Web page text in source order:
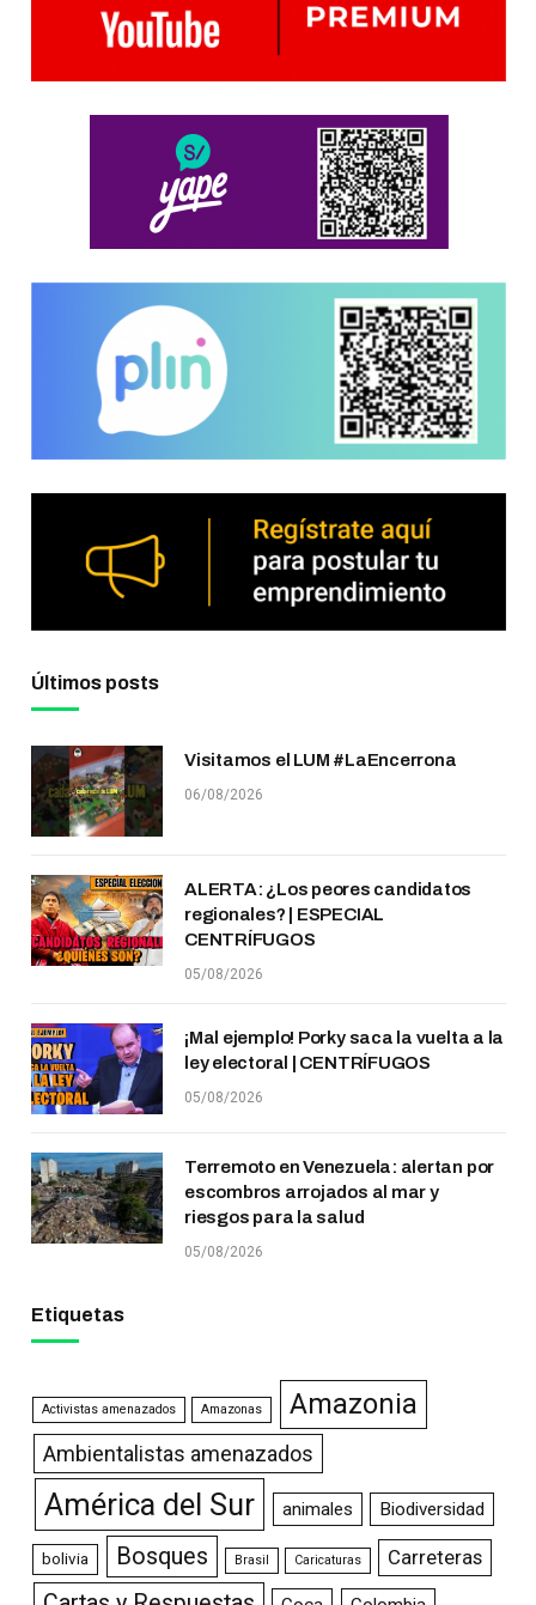
Últimos posts
Visitamos el LUM #LaEncerrona
06/08/2026
ALERTA: ¿Los peores candidatos
regionales? | ESPECIAL
CENTRÍFUGOS
05/08/2026
¡Mal ejemplo! Porky saca la vuelta a la
ley electoral | CENTRÍFUGOS
05/08/2026
Terremoto en Venezuela: alertan por
escombros arrojados al mar y
riesgos para la salud
05/08/2026
Etiquetas
Activistas amenazados Amazonas Amazonia
Ambientalistas amenazados
América del Sur animales Biodiversidad
bolivia Bosques Brasil Caricaturas Carreteras